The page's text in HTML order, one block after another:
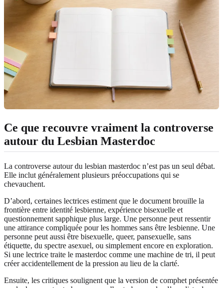
Ce que recouvre vraiment la controverse
autour du Lesbian Masterdoc
La controverse autour du lesbian masterdoc n’est pas un seul débat.
Elle inclut généralement plusieurs préoccupations qui se
chevauchent.
D’abord, certaines lectrices estiment que le document brouille la
frontière entre identité lesbienne, expérience bisexuelle et
questionnement sapphique plus large. Une personne peut ressentir
une attirance compliquée pour les hommes sans être lesbienne. Une
personne peut aussi être bisexuelle, queer, pansexuelle, sans
étiquette, du spectre asexuel, ou simplement encore en exploration.
Si une lectrice traite le masterdoc comme une machine de tri, il peut
créer accidentellement de la pression au lieu de la clarté.
Ensuite, les critiques soulignent que la version de comphet présentée